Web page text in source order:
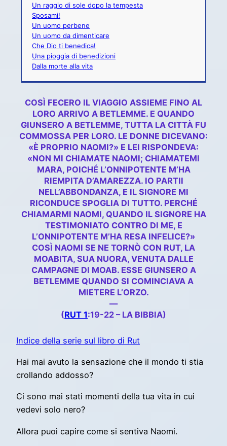
Un raggio di sole dopo la tempesta
Sposami!
Un uomo perbene
Un uomo da dimenticare
Che Dio ti benedica!
Una pioggia di benedizioni
Dalla morte alla vita
COSÌ FECERO IL VIAGGIO ASSIEME FINO AL
LORO ARRIVO A BETLEMME. E QUANDO
GIUNSERO A BETLEMME, TUTTA LA CITTÀ FU
COMMOSSA PER LORO. LE DONNE DICEVANO:
«È PROPRIO NAOMI?» E LEI RISPONDEVA:
«NON MI CHIAMATE NAOMI; CHIAMATEMI
MARA, POICHÉ L’ONNIPOTENTE M’HA
RIEMPITA D’AMAREZZA. IO PARTII
NELL’ABBONDANZA, E IL SIGNORE MI
RICONDUCE SPOGLIA DI TUTTO. PERCHÉ
CHIAMARMI NAOMI, QUANDO IL SIGNORE HA
TESTIMONIATO CONTRO DI ME, E
L’ONNIPOTENTE M’HA RESA INFELICE?»
COSÌ NAOMI SE NE TORNÒ CON RUT, LA
MOABITA, SUA NUORA, VENUTA DALLE
CAMPAGNE DI MOAB. ESSE GIUNSERO A
BETLEMME QUANDO SI COMINCIAVA A
MIETERE L’ORZO.
—
(RUT 1:19-22 – LA BIBBIA)
Indice della serie sul libro di Rut
Hai mai avuto la sensazione che il mondo ti stia
crollando addosso?
Ci sono mai stati momenti della tua vita in cui
vedevi solo nero?
Allora puoi capire come si sentiva Naomi.